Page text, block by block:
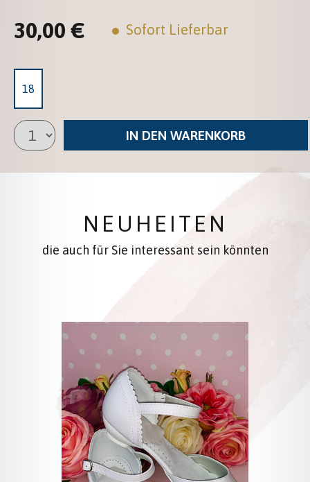
Regulärer Preis:
30,00 € Sofort Lieferbar
18
IN DEN WARENKORB
NEUHEITEN
die auch für Sie interessant sein könnten